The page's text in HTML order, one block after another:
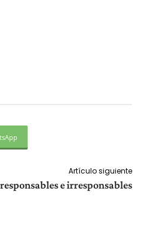
Artículo siguiente
e irresponsables